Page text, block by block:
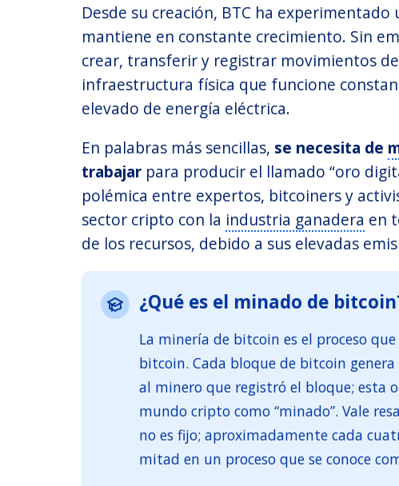
Desde su creación, BTC ha
mantiene en constante crecimiento. Sin
crear, transferir y registrar movimientos
infraestructura física que funcione
elevado de energía eléctrica.
En palabras más sencillas, se necesita de
trabajar para producir el llamado “oro
polémica entre expertos, bitcoiners y
sector cripto con la industria ganadera en
de los recursos, debido a sus elevadas
¿Qué es el minado de
La minería de bitcoin es el proceso
bitcoin. Cada bloque de bitcoin genera
al minero que registró el bloque; esta
mundo cripto como “minado”. Vale
no es fijo; aproximadamente cada
mitad en un proceso que se conoce